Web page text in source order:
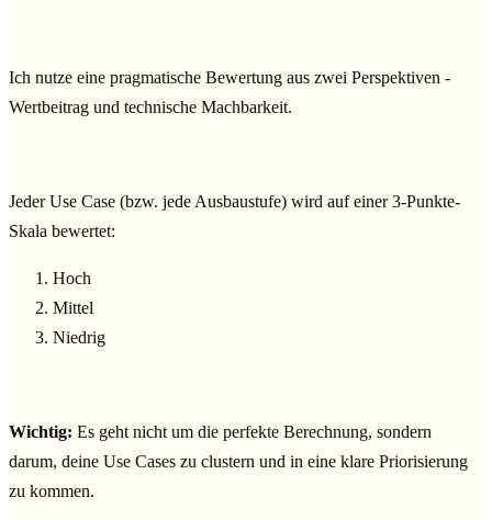
Ich nutze eine pragmatische Bewertung aus zwei Perspektiven -
Wertbeitrag und technische Machbarkeit.
Jeder Use Case (bzw. jede Ausbaustufe) wird auf einer 3-Punkte-
Skala bewertet:
Hoch
Mittel
Niedrig
Wichtig: Es geht nicht um die perfekte Berechnung, sondern
darum, deine Use Cases zu clustern und in eine klare Priorisierung
zu kommen.